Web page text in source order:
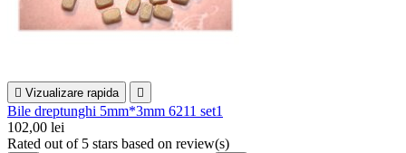
 Vizualizare rapida 
Bile dreptunghi 5mm*3mm 6211 set1
102,00 lei
Rated out of 5 stars based on review(s)